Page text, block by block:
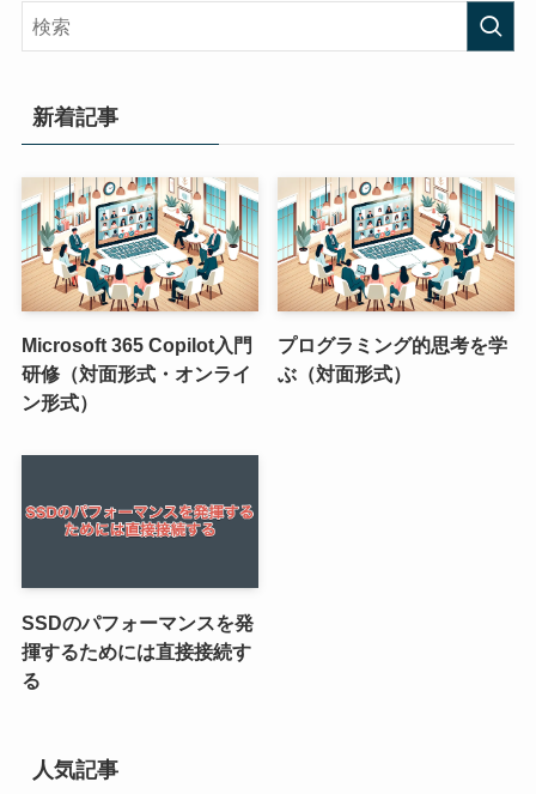
新着記事
Microsoft 365 Copilot入門
研修（対面形式・オンライ
ン形式）
プログラミング的思考を学
ぶ（対面形式）
SSDのパフォーマンスを発
揮するためには直接接続す
る
人気記事